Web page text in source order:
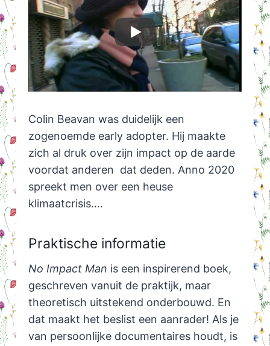
Colin Beavan was duidelijk een
zogenoemde early adopter. Hij maakte
zich al druk over zijn impact op de aarde
voordat anderen dat deden. Anno 2020
spreekt men over een heuse
klimaatcrisis….
Praktische informatie
No Impact Man is een inspirerend boek,
geschreven vanuit de praktijk, maar
theoretisch uitstekend onderbouwd. En
dat maakt het beslist een aanrader! Als je
van persoonlijke documentaires houdt, is